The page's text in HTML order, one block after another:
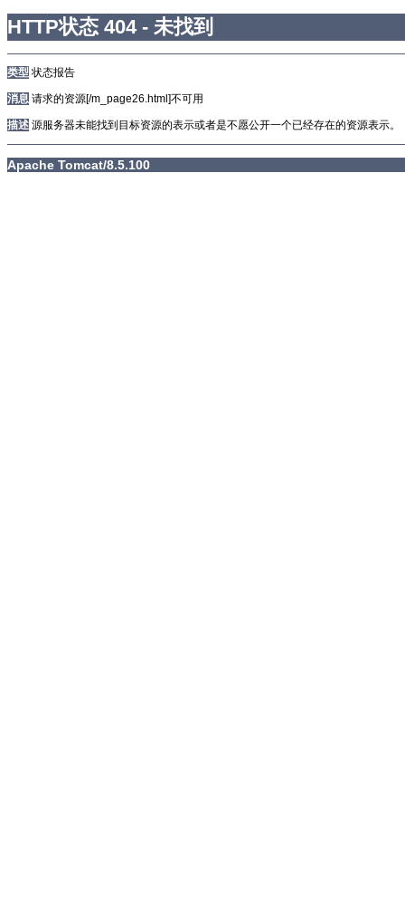
HTTP状态 404 - 未找到
类型 状态报告
消息 请求的资源[/m_page26.html]不可用
描述 源服务器未能找到目标资源的表示或者是不愿公开一个已经存在的资源表示。
Apache Tomcat/8.5.100